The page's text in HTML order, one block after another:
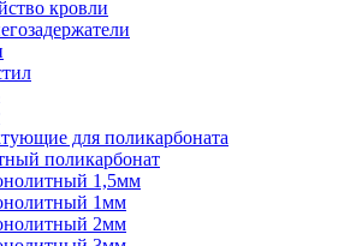
кровли
для поликарбоната
поликарбонат
1,5мм
1мм
2мм